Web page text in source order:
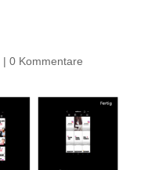
| 0 Kommentare